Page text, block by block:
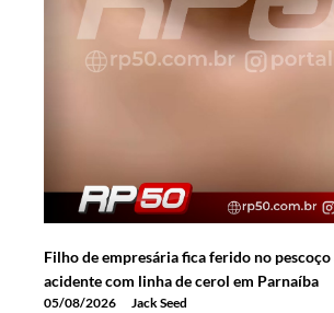
Filho de empresária fica ferido no pescoço
acidente com linha de cerol em Parnaíba
05/08/2026 Jack Seed